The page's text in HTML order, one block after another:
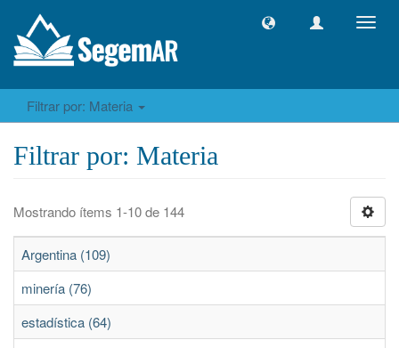
Filtrar por: Materia
Filtrar por: Materia
Mostrando ítems 1-10 de 144
Argentina (109)
minería (76)
estadística (64)